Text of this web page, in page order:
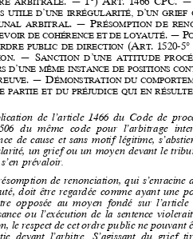
    
          
       
       
       
       
       
         
        


co MP orte   MentProcédur ’
Qui en résulte pour son Advers Aire.
Procédure ArbitrAle. — 1°) Art . 1466     cPc. —
éf
te MP sutile d’une irré  Gul Arité
, d’ un Grief d’un
tribunAl ArbitrAl .  — présoMption de renonci
—  devoir de cohérence et de loy  Auté. — Portée
—  o
de (A cPc).
notion.  — sAnction d’une Attitude procédur
cours d’une MêMe instAnce de positions contrAires
— P
. —   d
d’ une pArtie et du préjudice Qui en résulte pour
En application de l’article 1466 du Code de procédure
une irrégularité, un grief ou un moyen devant le tribunal
renonc
à s’en prévaloir.
Cette présomption de renonciation, qui s’enracine dans un
et de loyauté, doit être regardée comme ayant une portée
pouvoir  être  opposée  au  moyen  fondé  sur  l’article  1520,
reconnaissance ou l’exécution de la sentence violerait
de direction, le respect de cet ordre public ne pouvant être
s’applique  que  le  tribunal  se  soit  déclaré  compétent  ou
La fin de non-recevoir tirée du principe de l’estoppel,
contredire  au  détriment  d’autrui,  sanctionne  quant à
elle
consistant pour une partie, au cours d’une même instance, à
contraires ou incompatibles entre elles dans des conditions
son   adversaire   sur   ses   intentions.   L’estoppel   suppose   la
comportement procédural déloyal d’une partie et du
son  adversaire.